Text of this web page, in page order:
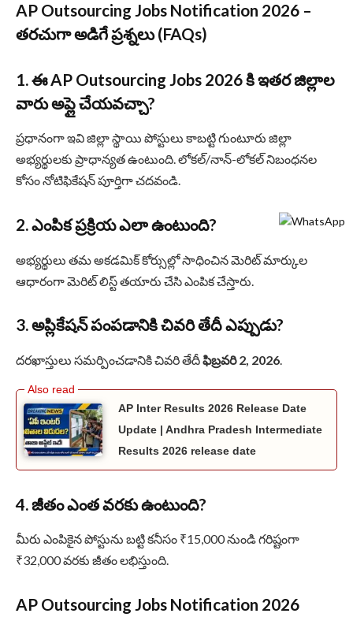
AP Outsourcing Jobs Notification 2026 –
తరచుగా అడిగే ప్రశ్నలు (FAQs)
1. ఈ AP Outsourcing Jobs 2026 కి ఇతర జిల్లాల
వారు అప్లై చేయవచ్చా?
ప్రధానంగా ఇవి జిల్లా స్థాయి పోస్టులు కాబట్టి గుంటూరు జిల్లా
అభ్యర్థులకు ప్రాధాన్యత ఉంటుంది. లోకల్/నాన్-లోకల్ నిబంధనల
కోసం నోటిఫికేషన్ పూర్తిగా చదవండి.
2. ఎంపిక ప్రక్రియ ఎలా ఉంటుంది?
అభ్యర్థులు తమ అకడమిక్ కోర్సుల్లో సాధించిన మెరిట్ మార్కుల
ఆధారంగా మెరిట్ లిస్ట్ తయారు చేసి ఎంపిక చేస్తారు.
3. అప్లికేషన్ పంపడానికి చివరి తేదీ ఎప్పుడు?
దరఖాస్తులు సమర్పించడానికి చివరి తేదీఫిబ్రవరి 2, 2026
AP Inter Results 2026 Release Date
Update | Andhra Pradesh Intermediate
Results 2026 release date
4. జీతం ఎంత వరకు ఉంటుంది?
మీరు ఎంపికైన పోస్టును బట్టి కనీసం ₹15,000 నుండి గరిష్టంగా
₹32,000 వరకు జీతం లభిస్తుంది.
AP Outsourcing Jobs Notification 2026